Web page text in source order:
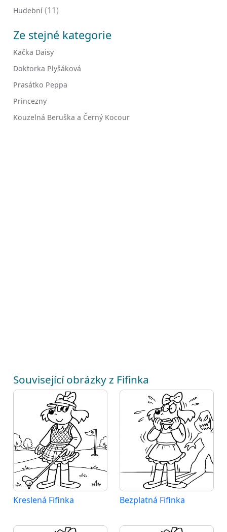
Hudební (11)
Ze stejné kategorie
Kačka Daisy
Doktorka Plyšáková
Prasátko Peppa
Princezny
Kouzelná Beruška a Černý Kocour
Související obrázky z Fifinka
Kreslená Fifinka Bezplatná Fifinka